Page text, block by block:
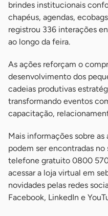
brindes institucionais
chapéus, agendas,
registrou 336 interações
ao longo da feira.
As ações reforçam o
desenvolvimento dos
cadeias produtivas
transformando eventos
capacitação,
Mais informações sobre
podem ser encontradas
telefone gratuito 0800
acessar a loja virtual em
novidades pelas redes
Facebook, LinkedIn e